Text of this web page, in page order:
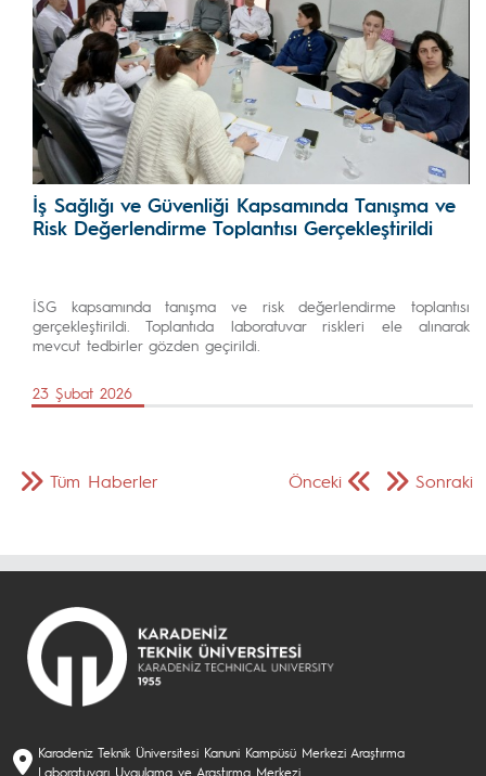
İş Sağlığı ve Güvenliği Kapsamında Tanışma ve
Risk Değerlendirme Toplantısı Gerçekleştirildi
İSG kapsamında tanışma ve risk değerlendirme toplantısı
gerçekleştirildi. Toplantıda laboratuvar riskleri ele alınarak
mevcut tedbirler gözden geçirildi.
23 Şubat 2026
Önceki Sonraki
Tüm Haberler
Karadeniz Teknik Üniversitesi Kanuni Kampüsü Merkezi Araştırma
Laboratuvarı Uygulama ve Araştırma Merkezi